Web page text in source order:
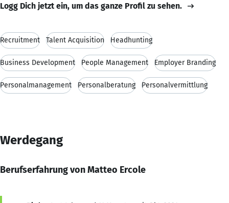
Logg Dich jetzt ein, um das ganze Profil zu sehen.
Recruitment Talent Acquisition Headhunting
Business Development People Management Employer Branding
Personalmanagement Personalberatung Personalvermittlung
Werdegang
Berufserfahrung von Matteo Ercole